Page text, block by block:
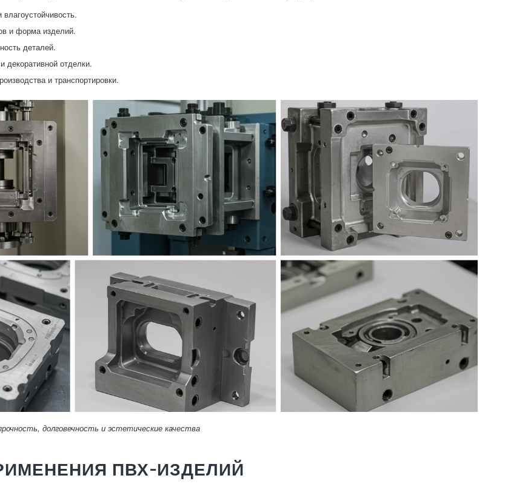
и форма изделий.
деталей.
декоративной отделки.
и транспортировки.
долговечность и эстетические качества
ПВХ-ИЗДЕЛИЙ